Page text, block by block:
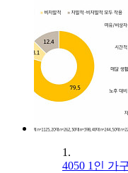
1.
4050 1인 가